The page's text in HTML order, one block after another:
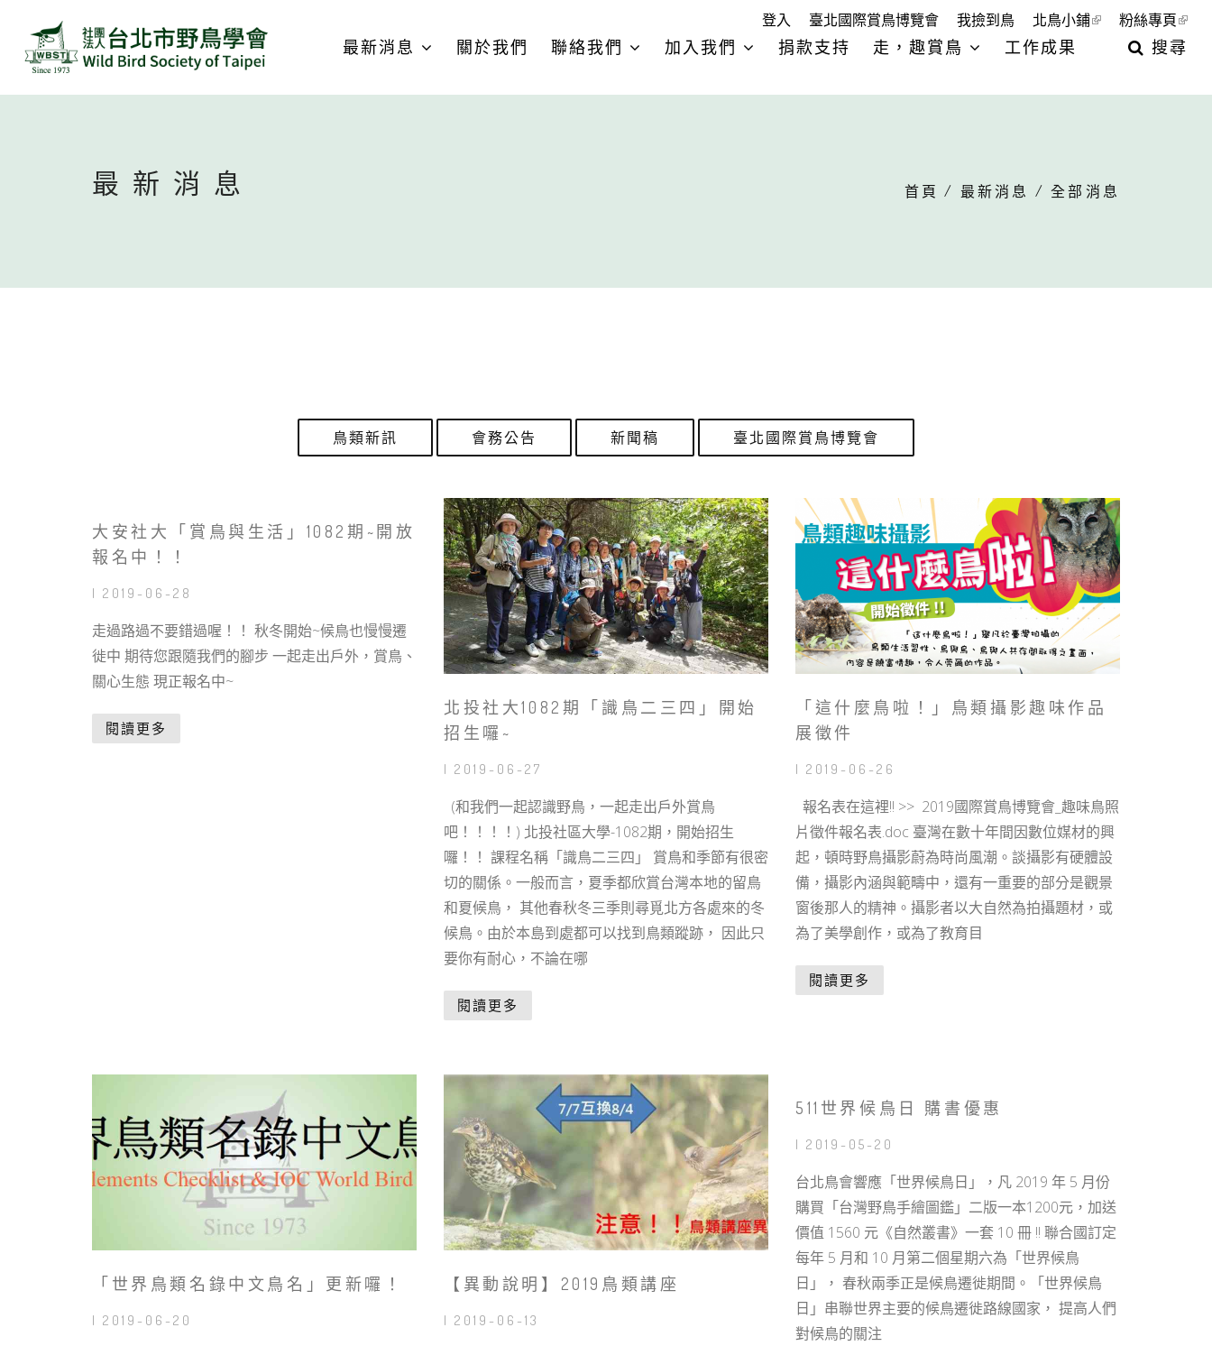
登入 臺北國際賞鳥博覽會 我撿到鳥 北鳥小鋪 粉絲專頁
最新消息 關於我們 聯絡我們 加入我們 捐款支持 走，趣賞鳥 工作成果 搜尋
最新消息 首頁 / 最新消息 / 全部消息
鳥類新訊 會務公告 新聞稿 臺北國際賞鳥博覽會
大安社大「賞鳥與生活」1082期~開放
報名中！！
| 2019-06-28
走過路過不要錯過喔！！ 秋冬開始~候鳥也慢慢遷
徙中 期待您跟隨我們的腳步 一起走出戶外，賞鳥、
關心生態 現正報名中~
閱讀更多
北投社大1082期「識鳥二三四」開始
招生囉~
| 2019-06-27
(和我們一起認識野鳥，一起走出戶外賞鳥
吧！！！！) 北投社區大學-1082期，開始招生
囉！！ 課程名稱「識鳥二三四」 賞鳥和季節有很密
切的關係。一般而言，夏季都欣賞台灣本地的留鳥
和夏候鳥， 其他春秋冬三季則尋覓北方各處來的冬
候鳥。由於本島到處都可以找到鳥類蹤跡， 因此只
要你有耐心，不論在哪
閱讀更多
「這什麼鳥啦！」鳥類攝影趣味作品
展徵件
| 2019-06-26
報名表在這裡!! >> 2019國際賞鳥博覽會_趣味鳥照
片徵件報名表.doc 臺灣在數十年間因數位媒材的興
起，頓時野鳥攝影蔚為時尚風潮。談攝影有硬體設
備，攝影內涵與範疇中，還有一重要的部分是觀景
窗後那人的精神。攝影者以大自然為拍攝題材，或
為了美學創作，或為了教育目
閱讀更多
「世界鳥類名錄中文鳥名」更新囉！
| 2019-06-20
【異動說明】2019鳥類講座
| 2019-06-13
511世界候鳥日 購書優惠
| 2019-05-20
台北鳥會響應「世界候鳥日」，凡 2019 年 5 月份
購買「台灣野鳥手繪圖鑑」二版一本1200元，加送
價值 1560 元《自然叢書》一套 10 冊 !! 聯合國訂定
每年 5 月和 10 月第二個星期六為「世界候鳥
日」， 春秋兩季正是候鳥遷徙期間。「世界候鳥
日」串聯世界主要的候鳥遷徙路線國家， 提高人們
對候鳥的關注